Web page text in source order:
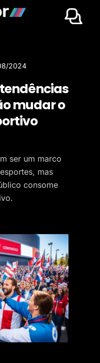
2024
mudar o
ser um marco
mas
consome